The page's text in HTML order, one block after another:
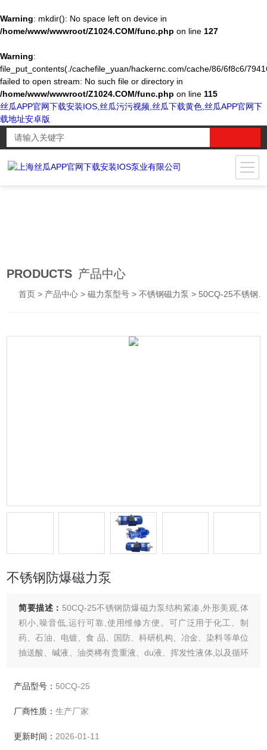
Warning: mkdir(): No space left on device in
/home/www/wwwroot/Z1024.COM/func.php on line 127
Warning:
file_put_contents(./cachefile_yuan/hackernc.com/cache/86/6f8c6/
failed to open stream: No such file or directory in
/home/www/wwwroot/Z1024.COM/func.php on line 115
丝瓜APP官网下载安装IOS,丝瓜污污视频,丝瓜下载黄色,丝瓜APP官网下
载地址安卓版
PRODUCTS 产品中心
首页 > 产品中心 >磁力泵型号 >不锈钢磁力泵 > 50CQ-25不锈钢防爆磁力泵
不锈钢防爆磁力泵
简要描述： 50CQ-25不锈钢防爆磁力泵结构紧凑,外形美观,体
积小,噪音低,运行可靠,使用维修方便。可广泛用于化工、制
药、石油、电镀、食 品、国防、科研机构、冶金、染料等单位
抽送酸、碱液、油类稀有贵重液、du液、挥发性液体,以及循环
抽送。防爆电动机选用此泵则更为理想设备。
产品型号： 50CQ-25
厂商性质：生产厂家
更新时间： 2026-01-11